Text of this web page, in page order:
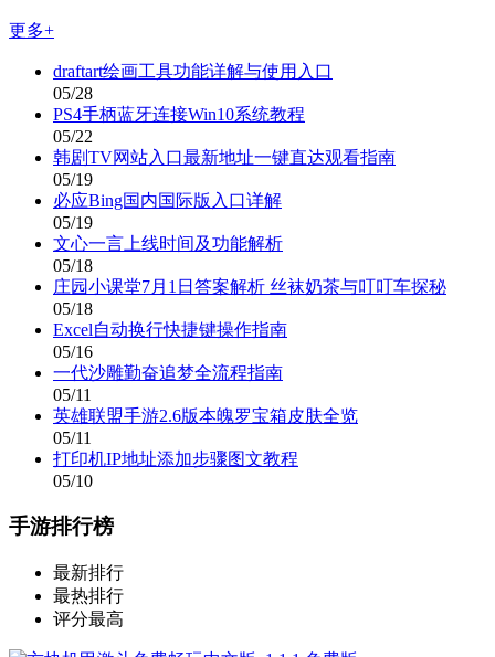
更多+
draftart绘画工具功能详解与使用入口
05/28
PS4手柄蓝牙连接Win10系统教程
05/22
韩剧TV网站入口最新地址一键直达观看指南
05/19
必应Bing国内国际版入口详解
05/19
文心一言上线时间及功能解析
05/18
庄园小课堂7月1日答案解析 丝袜奶茶与叮叮车探秘
05/18
Excel自动换行快捷键操作指南
05/16
一代沙雕勤奋追梦全流程指南
05/11
英雄联盟手游2.6版本魄罗宝箱皮肤全览
05/11
打印机IP地址添加步骤图文教程
05/10
手游排行榜
最新排行
最热排行
评分最高